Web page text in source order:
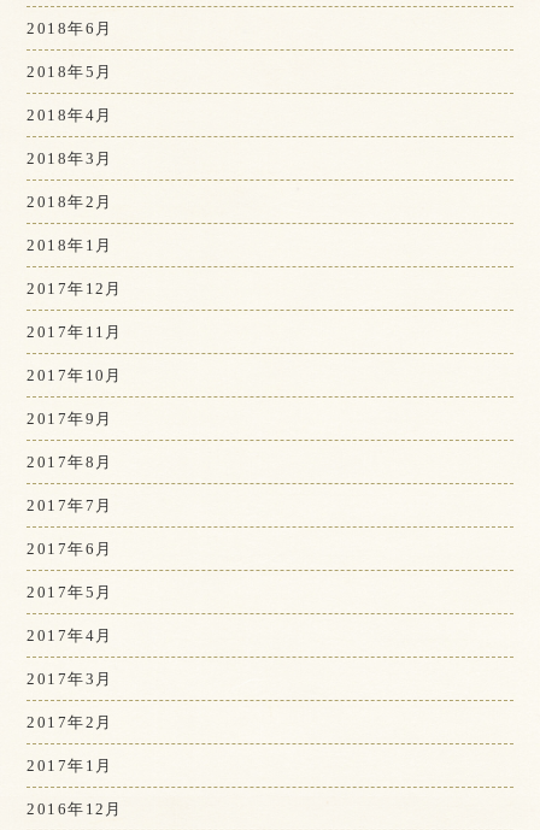
2018年6月
2018年5月
2018年4月
2018年3月
2018年2月
2018年1月
2017年12月
2017年11月
2017年10月
2017年9月
2017年8月
2017年7月
2017年6月
2017年5月
2017年4月
2017年3月
2017年2月
2017年1月
2016年12月